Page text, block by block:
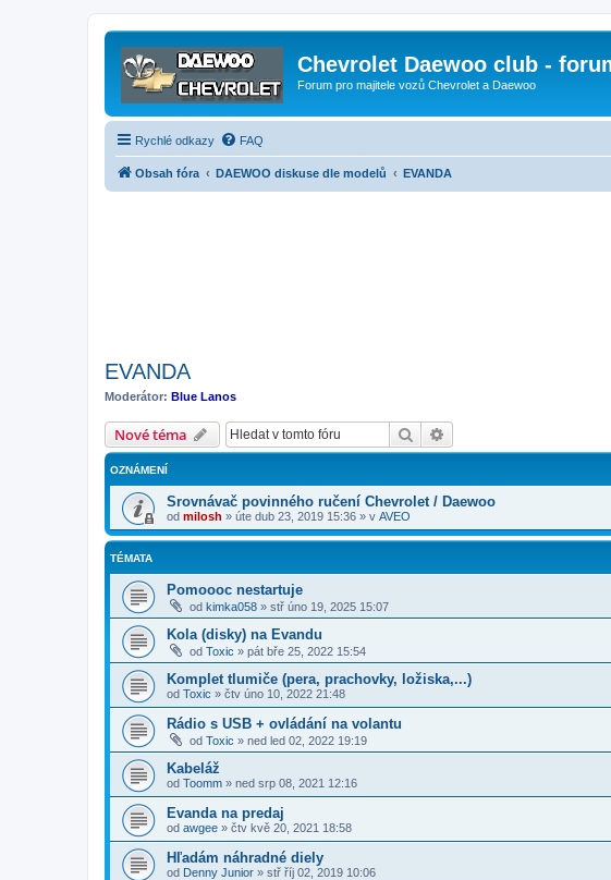
Chevrolet Daewoo club -
Forum pro majitele vozů Chevrolet a Daewoo
Rychlé odkazy FAQ
Obsah fóra DAEWOO diskuse dle modelů EVANDA
EVANDA
Moderátor: Blue Lanos
Nové téma Hledat
OZNÁMENÍ
Srovnávač povinného ručení Chevrolet / Daewoo
od milosh » úte dub 23, 2019 15:36 » v AVEO
TÉMATA
Pomoooc nestartuje
od kimka058 » stř úno 19, 2025 15:07
Kola (disky) na Evandu
od Toxic » pát bře 25, 2022 15:54
Komplet tlumiče (pera, prachovky, ložiska,...)
od Toxic » čtv úno 10, 2022 21:48
Rádio s USB + ovládání na volantu
od Toxic » ned led 02, 2022 19:19
Kabeláž
od Toomm » ned srp 08, 2021 12:16
Evanda na predaj
od awgee » čtv kvě 20, 2021 18:58
Hľadám náhradné diely
od Denny Junior » stř říj 02, 2019 10:06